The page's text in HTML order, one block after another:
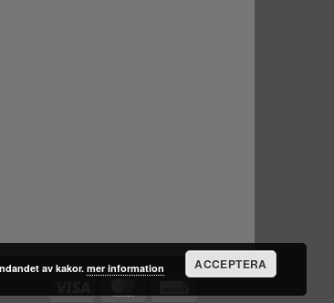
av kakor. mer information ACCEPTERA